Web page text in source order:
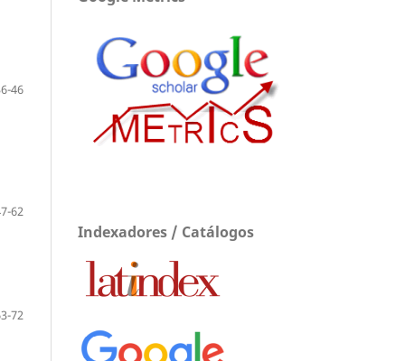
46
62
72
Indexadores / Catálogos